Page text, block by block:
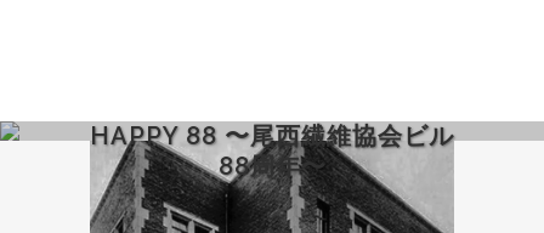
HAPPY 88 〜尾西繊維協会ビル
88周年〜